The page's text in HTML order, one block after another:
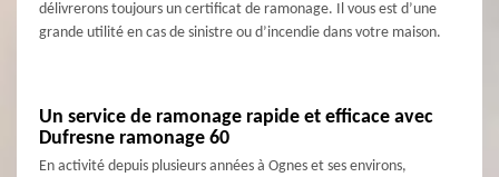
délivrerons toujours un certificat de ramonage. Il vous est d’une
grande utilité en cas de sinistre ou d’incendie dans votre maison.
Un service de ramonage rapide et efficace avec
Dufresne ramonage 60
En activité depuis plusieurs années à Ognes et ses environs,